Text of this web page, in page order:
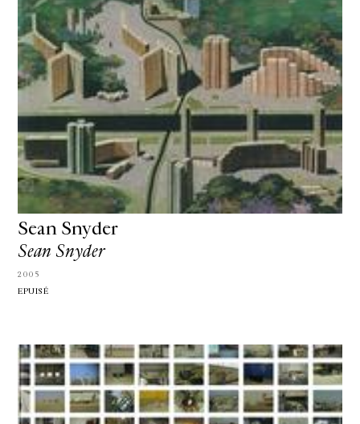
Sean Snyder
Sean Snyder
2005
EPUISÉ
GALERIE CHANTAL CROUSEL